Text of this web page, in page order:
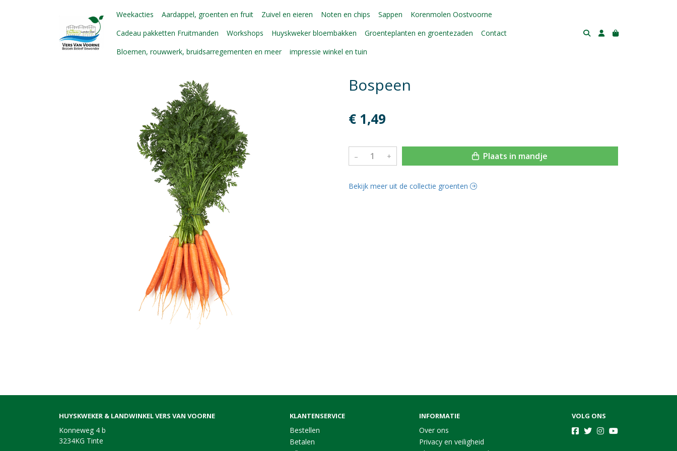
Weekacties Aardappel, groenten en fruit Zuivel en eieren Noten en chips Sappen
Korenmolen Oostvoorne
Cadeau pakketten Fruitmanden
Workshops Huyskweker bloembakken Groenteplanten en groentezaden
Contact
Bloemen, rouwwerk, bruidsarregementen en meer
impressie winkel en tuin
Bospeen
€ 1,49
– + Plaats in mandje
Bekijk meer uit de collectie groenten
HUYSKWEKER & LANDWINKEL VERS VAN VOORNE
Konneweg 4 b
3234KG Tinte
KLANTENSERVICE
Bestellen
Betalen
INFORMATIE
Over ons
Privacy en veiligheid
VOLG ONS